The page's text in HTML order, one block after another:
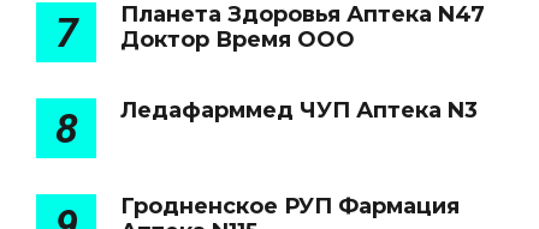
7
Планета Здоровья Аптека N47
Доктор Время ООО
8 Ледафарммед ЧУП Аптека N3
Гродненское РУП Фармация